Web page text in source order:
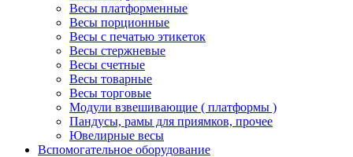
Весы платформенные
Весы порционные
Весы с печатью этикеток
Весы стержневые
Весы счетные
Весы товарные
Весы торговые
Модули взвешивающие ( платформы )
Пандусы, рамы для приямков, прочее
Ювелирные весы
Вспомогательное оборудование